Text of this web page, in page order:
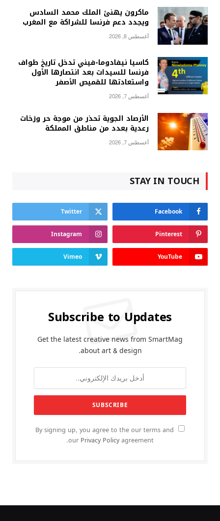
ماكرون يهنئ الملك محمد السادس
ويجدد دعم فرنسا للشراكة مع المغرب
أغسطس 8, 2026
كاسيا نيفادوما-فيني تدخل تاريخ طواف
فرنسا للسيدات بعد انتصارها الأول
واستعادتها للقميص الأصفر
أغسطس 7, 2026
الأرصاد الجوية تحذر من موجة حر وزخات
رعدية بعدد من مناطق المملكة
أغسطس 7, 2026
STAY IN TOUCH
Facebook
Twitter
Pinterest
Instagram
YouTube
Vimeo
Subscribe to Updates
Get the latest creative news from SmartMag
about art & design.
By signing up, you agree to the our terms and
our Privacy Policyagreement.